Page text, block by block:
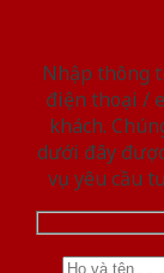
Nhập thông
điện thoại /
khách.
dưới đây
vụ yêu cầu